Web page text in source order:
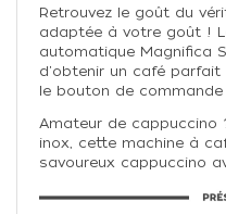
Retrouvez le goût du
adaptée à votre goût !
automatique Magnifica S
d'obtenir un café parfait
le bouton de commande
Amateur de cappuccino
inox, cette machine à
savoureux cappuccino